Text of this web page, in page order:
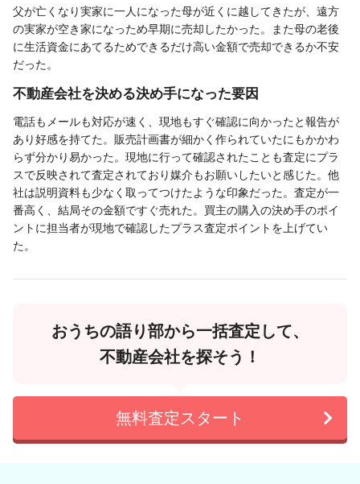
父が亡くなり実家に一人になった母が近くに越してきたが、遠方
の実家が空き家になっため早期に売却したかった。また母の老後
に生活資金にあてるためできるだけ高い金額で売却できるか不安
だった。
不動産会社を決める決め手になった要因
電話もメールも対応が速く、現地もすぐ確認に向かったと報告が
あり好感を持てた。販売計画書が細かく作られていたにもかかわ
らず分かり易かった。現地に行って確認されたことも査定にプラ
スで反映されて査定されており媒介もお願いしたいと感じた。他
社は説明資料も少なく取ってつけたような印象だった。査定が一
番高く、結局その金額ですぐ売れた。買主の購入の決め手のポイ
ントに担当者が現地で確認したプラス査定ポイントを上げてい
た。
おうちの語り部から一括査定して、
不動産会社を探そう！
無料査定スタート